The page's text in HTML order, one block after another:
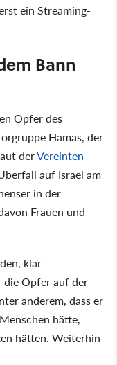
ein Streaming-
Bann
Opfer des
Hamas, der
derVereinten
auf Israel am
in der
Frauen und
klar
die Opfer auf der
anderem, dass er
hätte,
hätten. Weiterhin